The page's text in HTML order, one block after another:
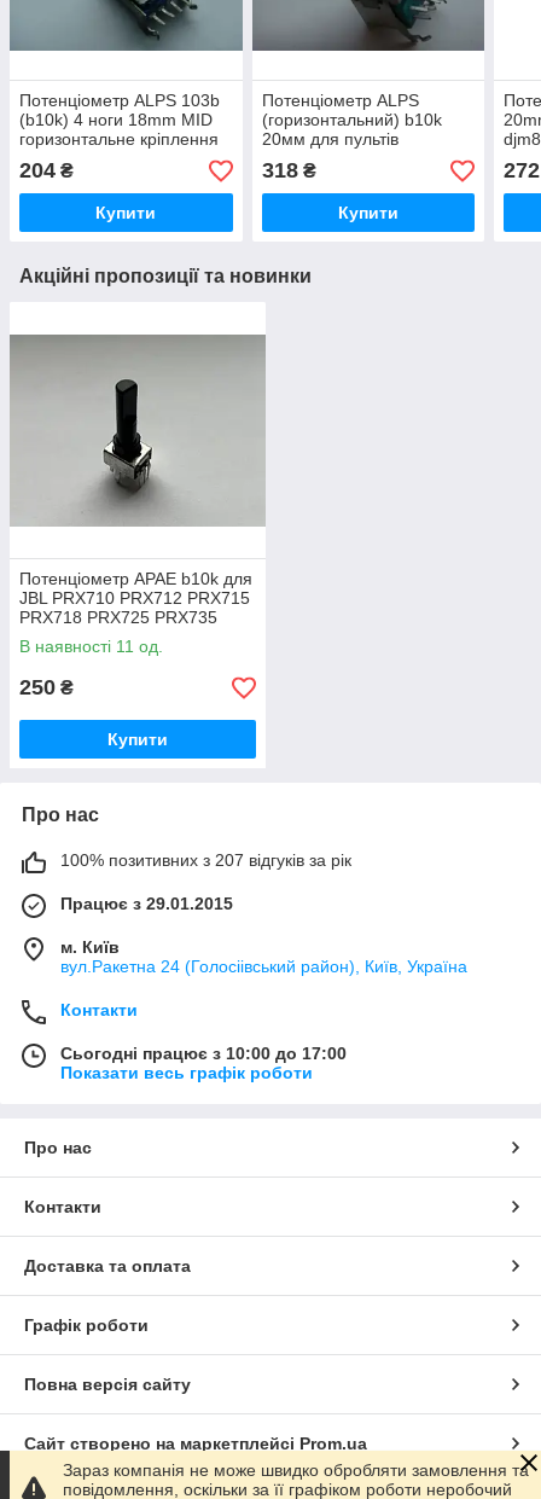
Потенціометр ALPS 103b
(b10k) 4 ноги 18mm MID
горизонтальне кріплення
для пультів
204 ₴
Купити
Потенціометр ALPS
(горизонтальний) b10k
20мм для пультів
318₴
Купити
272
Акційні пропозиції та новинки
Потенціометр APAE b10k для
JBL PRX710 PRX712 PRX715
PRX718 PRX725 PRX735
PRX815 PRX835 PRX825
В наявності 11 од.
250 ₴
Купити
Про нас
100% позитивних з 207 відгуків за рік
Працює з 29.01.2015
м. Київ
вул.Ракетна 24 (Голосіівський район), Київ, Україна
Контакти
Сьогодні працює з 10:00 до 17:00
Показати весь графік роботи
Про нас
Контакти
Доставка та оплата
Графік роботи
Повна версія сайту
Сайт створено на маркетплейсі Prom.ua
Зараз компанія не може швидко обробляти замовлення та
повідомлення, оскільки за її графіком роботи неробочий